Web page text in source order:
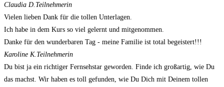
Claudia D. Teilnehmerin
Vielen lieben Dank für die tollen Unterlagen.
Ich habe in dem Kurs so viel gelernt und mitgenommen.
Danke für den wunderbaren Tag - meine Familie ist total begeistert!!!
Karoline K. Teilnehmerin
Du bist ja ein richtiger Fernsehstar geworden. Finde ich großartig, wie Du
das machst. Wir haben es toll gefunden, wie Du Dich mit Deinem tollen